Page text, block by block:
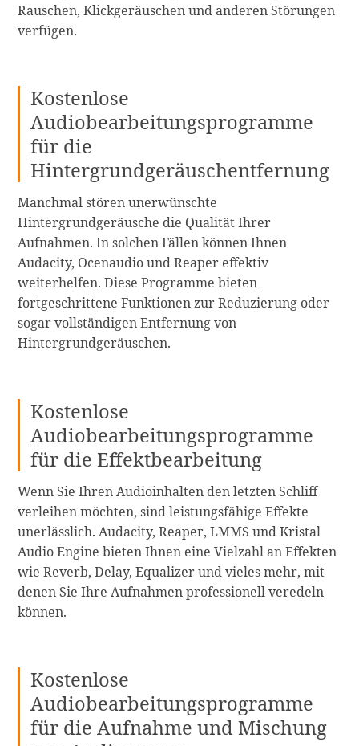
Rauschen, Klickgeräuschen und anderen Störungen
verfügen.
Kostenlose
Audiobearbeitungsprogramme
für die
Hintergrundgeräuschentfernung
Manchmal stören unerwünschte
Hintergrundgeräusche die Qualität Ihrer
Aufnahmen. In solchen Fällen können Ihnen
Audacity, Ocenaudio und Reaper effektiv
weiterhelfen. Diese Programme bieten
fortgeschrittene Funktionen zur Reduzierung oder
sogar vollständigen Entfernung von
Hintergrundgeräuschen.
Kostenlose
Audiobearbeitungsprogramme
für die Effektbearbeitung
Wenn Sie Ihren Audioinhalten den letzten Schliff
verleihen möchten, sind leistungsfähige Effekte
unerlässlich. Audacity, Reaper, LMMS und Kristal
Audio Engine bieten Ihnen eine Vielzahl an Effekten
wie Reverb, Delay, Equalizer und vieles mehr, mit
denen Sie Ihre Aufnahmen professionell veredeln
können.
Kostenlose
Audiobearbeitungsprogramme
für die Aufnahme und Mischung